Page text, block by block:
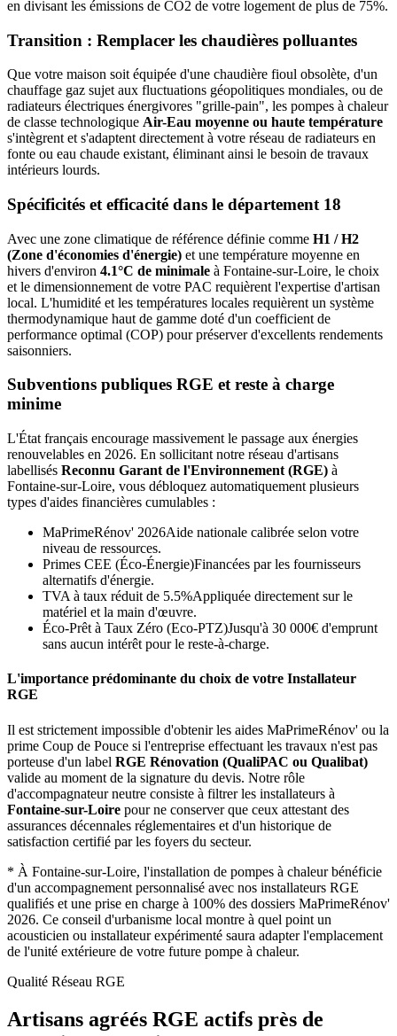
en divisant les émissions de CO2 de votre logement de plus de 75%.
Transition : Remplacer les chaudières polluantes
Que votre maison soit équipée d'une chaudière fioul obsolète, d'un
chauffage gaz sujet aux fluctuations géopolitiques mondiales, ou de
radiateurs électriques énergivores "grille-pain", les pompes à chaleur
de classe technologique Air-Eau moyenne ou haute température
s'intègrent et s'adaptent directement à votre réseau de radiateurs en
fonte ou eau chaude existant, éliminant ainsi le besoin de travaux
intérieurs lourds.
Spécificités et efficacité dans le département 18
Avec une zone climatique de référence définie comme H1 / H2
(Zone d'économies d'énergie) et une température moyenne en
hivers d'environ 4.1°C de minimale à Fontaine-sur-Loire, le choix
et le dimensionnement de votre PAC requièrent l'expertise d'artisan
local. L'humidité et les températures locales requièrent un système
thermodynamique haut de gamme doté d'un coefficient de
performance optimal (COP) pour préserver d'excellents rendements
saisonniers.
Subventions publiques RGE et reste à charge
minime
L'État français encourage massivement le passage aux énergies
renouvelables en 2026. En sollicitant notre réseau d'artisans
labellisés Reconnu Garant de l'Environnement (RGE) à
Fontaine-sur-Loire, vous débloquez automatiquement plusieurs
types d'aides financières cumulables :
MaPrimeRénov' 2026Aide nationale calibrée selon votre
niveau de ressources.
Primes CEE (Éco-Énergie)Financées par les fournisseurs
alternatifs d'énergie.
TVA à taux réduit de 5.5%Appliquée directement sur le
matériel et la main d'œuvre.
Éco-Prêt à Taux Zéro (Eco-PTZ)Jusqu'à 30 000€ d'emprunt
sans aucun intérêt pour le reste-à-charge.
L'importance prédominante du choix de votre Installateur
RGE
Il est strictement impossible d'obtenir les aides MaPrimeRénov' ou la
prime Coup de Pouce si l'entreprise effectuant les travaux n'est pas
porteuse d'un label RGE Rénovation (QualiPAC ou Qualibat)
valide au moment de la signature du devis. Notre rôle
d'accompagnateur neutre consiste à filtrer les installateurs à
Fontaine-sur-Loire pour ne conserver que ceux attestant des
assurances décennales réglementaires et d'un historique de
satisfaction certifié par les foyers du secteur.
* À Fontaine-sur-Loire, l'installation de pompes à chaleur bénéficie
d'un accompagnement personnalisé avec nos installateurs RGE
qualifiés et une prise en charge à 100% des dossiers MaPrimeRénov'
2026. Ce conseil d'urbanisme local montre à quel point un
acousticien ou installateur expérimenté saura adapter l'emplacement
de l'unité extérieure de votre future pompe à chaleur.
Qualité Réseau RGE
Artisans agréés RGE actifs près de